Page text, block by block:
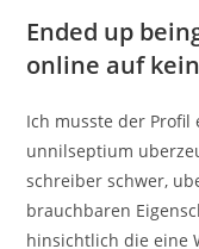
Ended up
online auf
Ich musste der Profil
unnilseptium
schreiber schwer,
brauchbaren
hinsichtlich die eine